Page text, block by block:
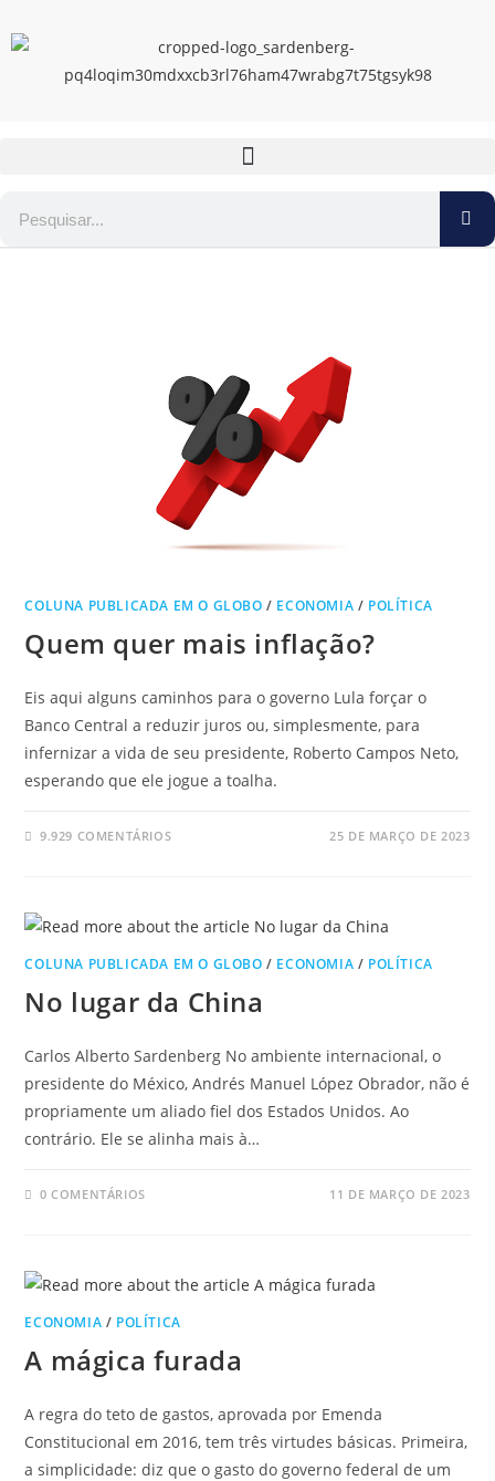
COLUNA PUBLICADA EM O GLOBO / ECONOMIA / POLÍTICA
Quem quer mais inflação?
Eis aqui alguns caminhos para o governo Lula forçar o
Banco Central a reduzir juros ou, simplesmente, para
infernizar a vida de seu presidente, Roberto Campos Neto,
esperando que ele jogue a toalha.
9.929 COMENTÁRIOS 25 DE MARÇO DE 2023
COLUNA PUBLICADA EM O GLOBO / ECONOMIA / POLÍTICA
No lugar da China
Carlos Alberto Sardenberg No ambiente internacional, o
presidente do México, Andrés Manuel López Obrador, não é
propriamente um aliado fiel dos Estados Unidos. Ao
contrário. Ele se alinha mais à…
0 COMENTÁRIOS 11 DE MARÇO DE 2023
ECONOMIA / POLÍTICA
A mágica furada
A regra do teto de gastos, aprovada por Emenda
Constitucional em 2016, tem três virtudes básicas. Primeira,
a simplicidade: diz que o gasto do governo federal de um